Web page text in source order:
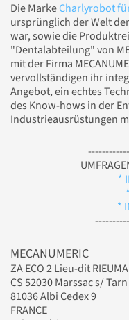
Die MarkeCharlyrobot
ursprünglich der Welt
war, sowie die
"Dentalabteilung" von
mit der Firma
vervollständigen ihr
Angebot, ein echtes
des Know-hows in der
Industrieausrüstungen
*
*
MECANUMERIC
ZA ECO 2 Lieu-dit
CS 52030 Marssac s/ Tarn
81036 Albi Cedex 9
FRANCE